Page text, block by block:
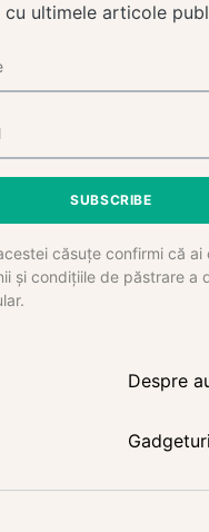
cu ultimele articole
SUBSCRIBE
căsuțe confirmi că ai
și condițiile de păstrare a
Despre